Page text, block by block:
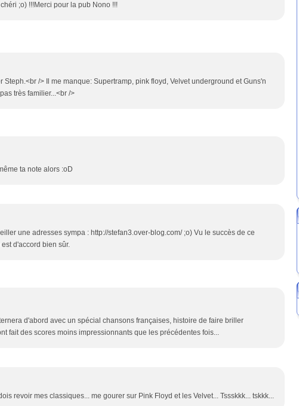
;o) !!!Merci pour la pub Nono !!!
Steph.<br /> Il me manque: Supertramp, pink floyd, Velvet underground et Guns'n
très familier...<br />
ta note alors :oD
une adresses sympa : http://stefan3.over-blog.com/ ;o) Vu le succès de ce
d'accord bien sûr.
d'abord avec un spécial chansons françaises, histoire de faire briller
fait des scores moins impressionnants que les précédentes fois...
revoir mes classiques... me gourer sur Pink Floyd et les Velvet... Tssskkk... tskkk...